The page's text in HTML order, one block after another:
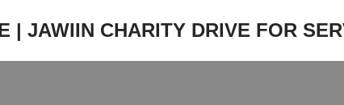
| JAWIIN CHARITY DRIVE FOR